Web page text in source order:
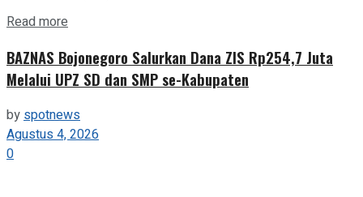
Read more
BAZNAS Bojonegoro Salurkan Dana ZIS Rp254,7 Juta
Melalui UPZ SD dan SMP se-Kabupaten
byspotnews
Agustus 4, 2026
0